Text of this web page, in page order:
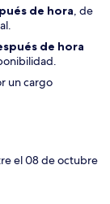
de hora, de
de hora
un cargo
el 08 de octubre